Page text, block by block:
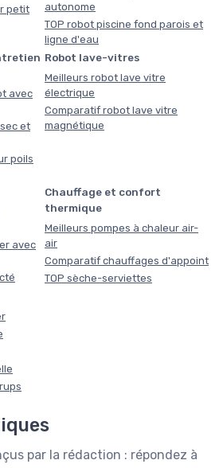
petit
autonome
TOP robot piscine fond parois et
ligne d'eau
avec
et
poils
Robot lave-vitres
Meilleurs robot lave vitre
électrique
Comparatif robot lave vitre
magnétique
avec
Chauffage et confort
thermique
Meilleurs pompes à chaleur air-
air
Comparatif chauffages d'appoint
TOP sèche-serviettes
par la rédaction : répondez à